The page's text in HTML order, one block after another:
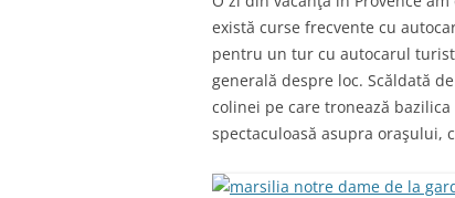
există curse frecvente cu
pentru un tur cu autocarul
generală despre loc. Scăldată
colinei pe care tronează bazilica
spectaculoasă asupra oraşului,